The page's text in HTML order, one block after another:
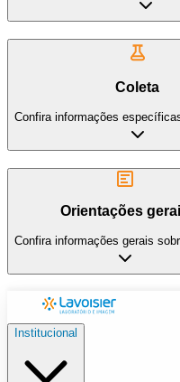
Coleta
Confira informações
Orientações
Confira informações gerais
Institucional